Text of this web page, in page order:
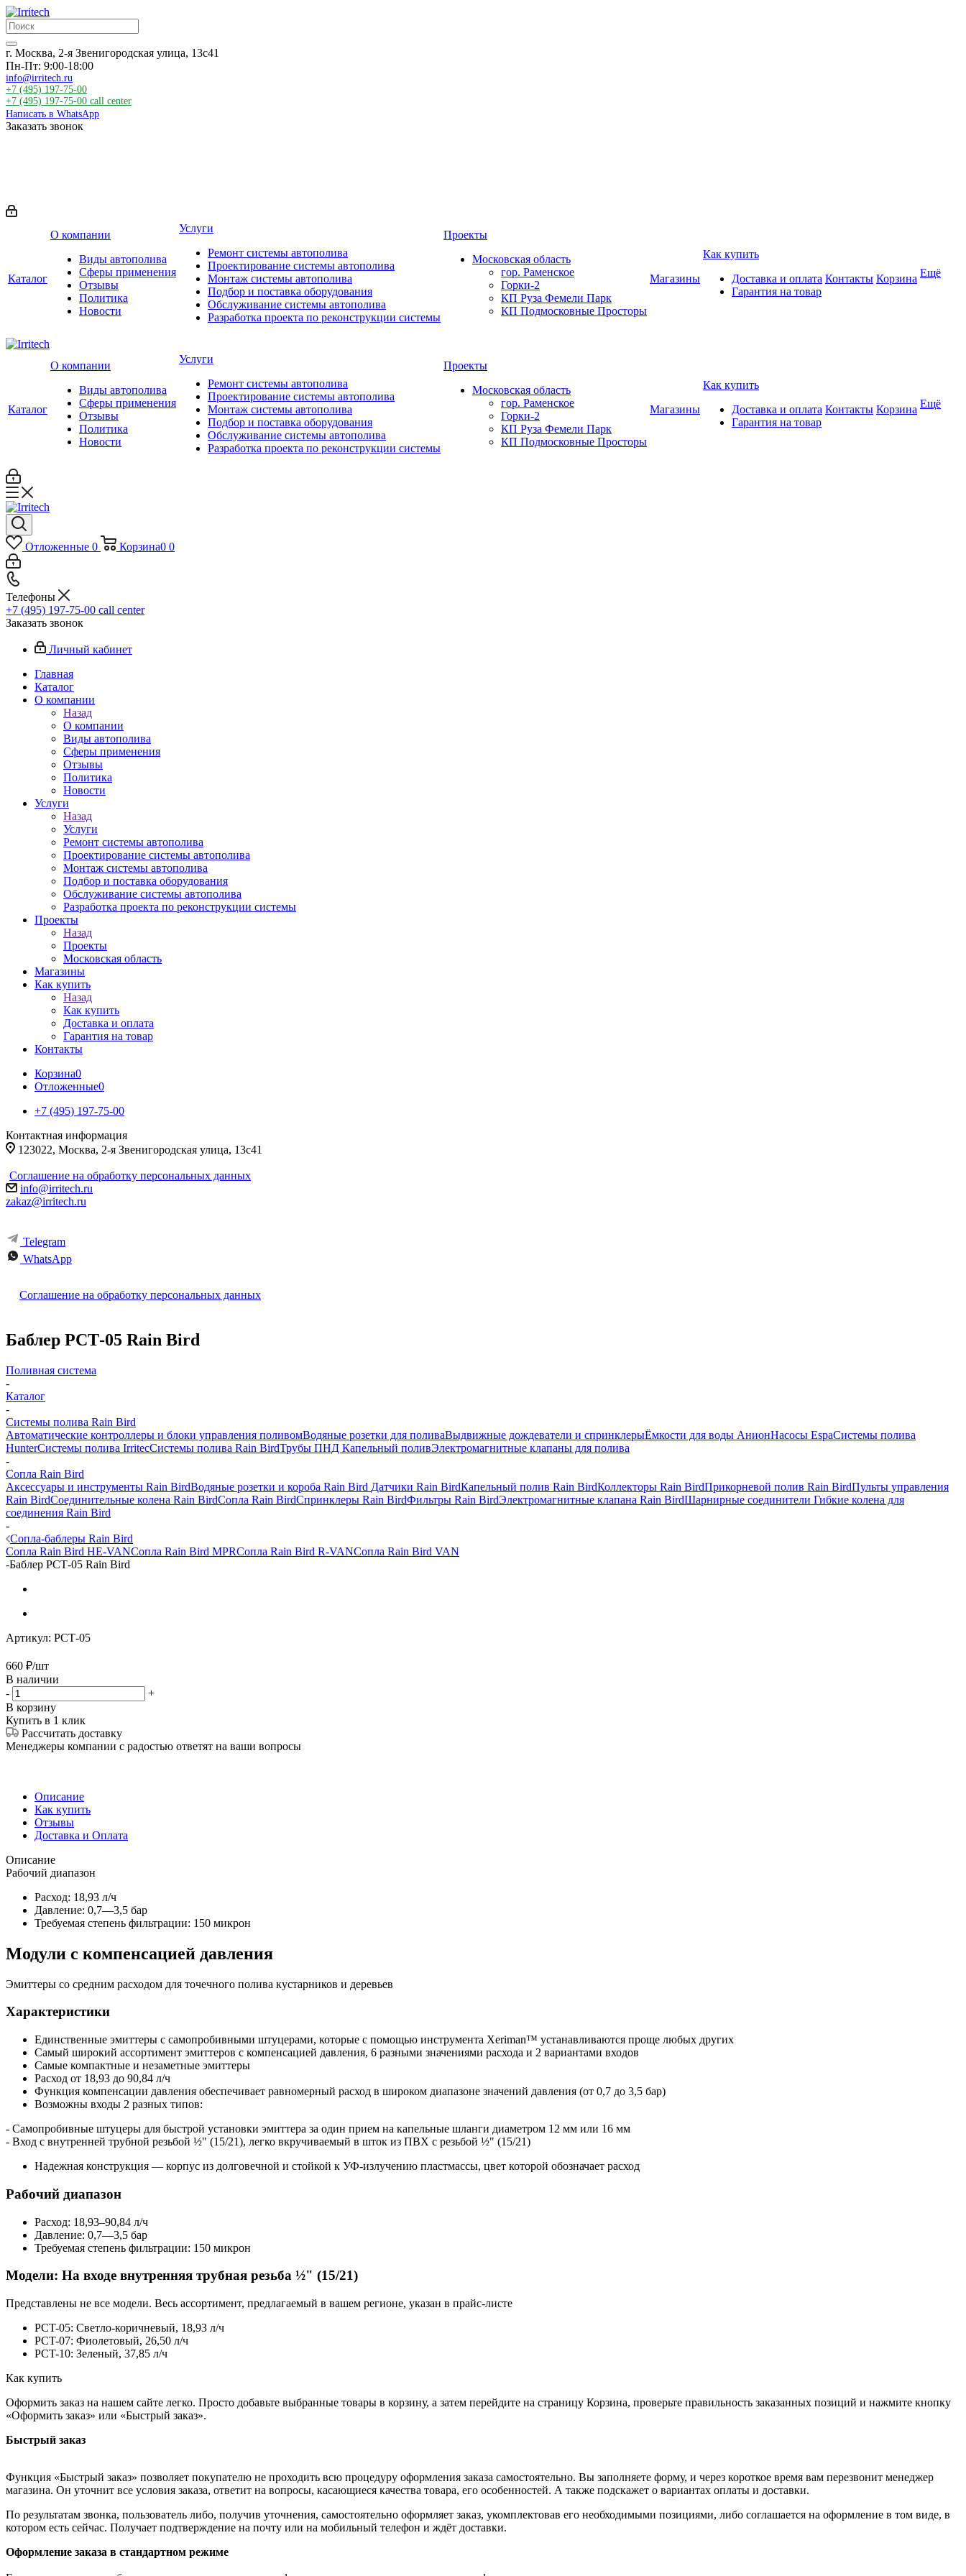
г. Москва, 2-я Звенигородская улица, 13с41
Пн-Пт: 9:00-18:00
info@irritech.ru
+7 (495) 197-75-00
+7 (495) 197-75-00 call center
Написать в WhatsApp
Заказать звонок
Каталог
О компании
Виды автополива
Сферы применения
Отзывы
Политика
Новости
Услуги
Ремонт системы автополива
Проектирование системы автополива
Монтаж системы автополива
Подбор и поставка оборудования
Обслуживание системы автополива
Разработка проекта по реконструкции системы
Проекты
Московская область
гор. Раменское
Горки-2
КП Руза Фемели Парк
КП Подмосковные Просторы
Магазины
Как купить
Доставка и оплата
Гарантия на товар
Контакты Корзина Ещё
Каталог
О компании
Виды автополива
Сферы применения
Отзывы
Политика
Новости
Услуги
Ремонт системы автополива
Проектирование системы автополива
Монтаж системы автополива
Подбор и поставка оборудования
Обслуживание системы автополива
Разработка проекта по реконструкции системы
Проекты
Московская область
гор. Раменское
Горки-2
КП Руза Фемели Парк
КП Подмосковные Просторы
Магазины
Как купить
Доставка и оплата
Гарантия на товар
Контакты Корзина Ещё
Отложенные 0 Корзина0 0
Телефоны
+7 (495) 197-75-00 call center
Заказать звонок
Личный кабинет
Главная
Каталог
О компании
Назад
О компании
Виды автополива
Сферы применения
Отзывы
Политика
Новости
Услуги
Назад
Услуги
Ремонт системы автополива
Проектирование системы автополива
Монтаж системы автополива
Подбор и поставка оборудования
Обслуживание системы автополива
Разработка проекта по реконструкции системы
Проекты
Назад
Проекты
Московская область
Магазины
Как купить
Назад
Как купить
Доставка и оплата
Гарантия на товар
Контакты
Корзина0
Отложенные0
+7 (495) 197-75-00
Контактная информация
123022, Москва, 2-я Звенигородская улица, 13с41
Соглашение на обработку персональных данных
info@irritech.ru
zakaz@irritech.ru
Telegram
WhatsApp
Соглашение на обработку персональных данных
Баблер РСТ-05 Rain Bird
Поливная система
-
Каталог
-
Системы полива Rain Bird
Автоматические контроллеры и блоки управления поливомВодяные розетки для поливаВыдвижные дождеватели и спринклерыЁмкости для воды АнионНасосы EspaСистемы полива
HunterСистемы полива IrritecСистемы полива Rain BirdТрубы ПНД Капельный поливЭлектромагнитные клапаны для полива
-
Сопла Rain Bird
Аксессуары и инструменты Rain BirdВодяные розетки и короба Rain Bird Датчики Rain BirdКапельный полив Rain BirdКоллекторы Rain BirdПрикорневой полив Rain BirdПульты управления
Rain BirdСоединительные колена Rain BirdСопла Rain BirdСпринклеры Rain BirdФильтры Rain BirdЭлектромагнитные клапана Rain BirdШарнирные соединители Гибкие колена для
соединения Rain Bird
-
Сопла-баблеры Rain Bird
Сопла Rain Bird HE-VANСопла Rain Bird MPRСопла Rain Bird R-VANСопла Rain Bird VAN
-Баблер РСТ-05 Rain Bird
Артикул: РСТ-05
660 ₽/шт
В наличии
-
+
В корзину
Купить в 1 клик
Рассчитать доставку
Менеджеры компании с радостью ответят на ваши вопросы
Описание
Как купить
Отзывы
Доставка и Оплата
Описание
Рабочий диапазон
Расход: 18,93 л/ч
Давление: 0,7—3,5 бар
Требуемая степень фильтрации: 150 микрон
Модули с компенсацией давления
Эмиттеры со средним расходом для точечного полива кустарников и деревьев
Характеристики
Единственные эмиттеры с самопробивными штуцерами, которые с помощью инструмента Xeriman™ устанавливаются проще любых других
Самый широкий ассортимент эмиттеров с компенсацией давления, 6 разными значениями расхода и 2 вариантами входов
Самые компактные и незаметные эмиттеры
Расход от 18,93 до 90,84 л/ч
Функция компенсации давления обеспечивает равномерный расход в широком диапазоне значений давления (от 0,7 до 3,5 бар)
Возможны входы 2 разных типов:
- Самопробивные штуцеры для быстрой установки эмиттера за один прием на капельные шланги диаметром 12 мм или 16 мм
- Вход с внутренней трубной резьбой ½" (15/21), легко вкручиваемый в шток из ПВХ с резьбой ½" (15/21)
Надежная конструкция — корпус из долговечной и стойкой к УФ-излучению пластмассы, цвет которой обозначает расход
Рабочий диапазон
Расход: 18,93–90,84 л/ч
Давление: 0,7—3,5 бар
Требуемая степень фильтрации: 150 микрон
Модели: На входе внутренняя трубная резьба ½" (15/21)
Представлены не все модели. Весь ассортимент, предлагаемый в вашем регионе, указан в прайс-листе
PCT-05: Светло-коричневый, 18,93 л/ч
PCT-07: Фиолетовый, 26,50 л/ч
PCT-10: Зеленый, 37,85 л/ч
Как купить
Оформить заказ на нашем сайте легко. Просто добавьте выбранные товары в корзину, а затем перейдите на страницу Корзина, проверьте правильность заказанных позиций и нажмите кнопку
«Оформить заказ» или «Быстрый заказ».
Быстрый заказ
Функция «Быстрый заказ» позволяет покупателю не проходить всю процедуру оформления заказа самостоятельно. Вы заполняете форму, и через короткое время вам перезвонит менеджер
магазина. Он уточнит все условия заказа, ответит на вопросы, касающиеся качества товара, его особенностей. А также подскажет о вариантах оплаты и доставки.
По результатам звонка, пользователь либо, получив уточнения, самостоятельно оформляет заказ, укомплектовав его необходимыми позициями, либо соглашается на оформление в том виде, в
котором есть сейчас. Получает подтверждение на почту или на мобильный телефон и ждёт доставки.
Оформление заказа в стандартном режиме